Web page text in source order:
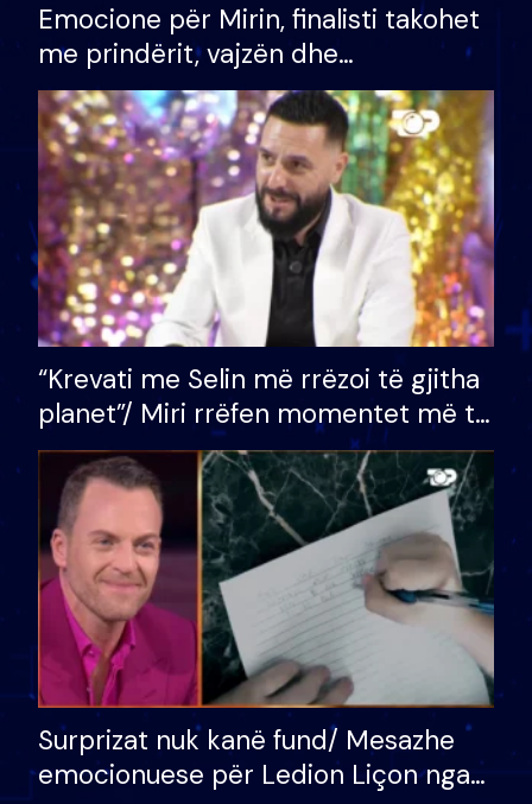
Emocione për Mirin, finalisti takohet
me prindërit, vajzën dhe
bashkëshorten: S’kemi ndonjë letër
divorci apo jo?
“Krevati me Selin më rrëzoi të gjitha
planet”/ Miri rrëfen momentet më të
bukura në shtëpinë e BB VIP: Do më
mungojë zilja e mëngjesit kur…
Surprizat nuk kanë fund/ Mesazhe
emocionuese për Ledion Liçon nga